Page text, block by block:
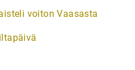
voiton Vaasasta